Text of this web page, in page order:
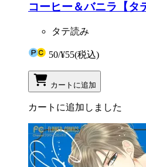
コーヒー＆バニラ【タ
タテ読み
50/¥55(税込)
カートに追加
カートに追加しました